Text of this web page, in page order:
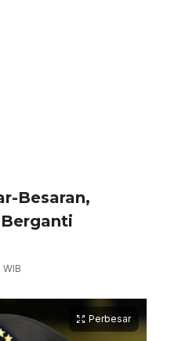
Besaran,
Perbesar